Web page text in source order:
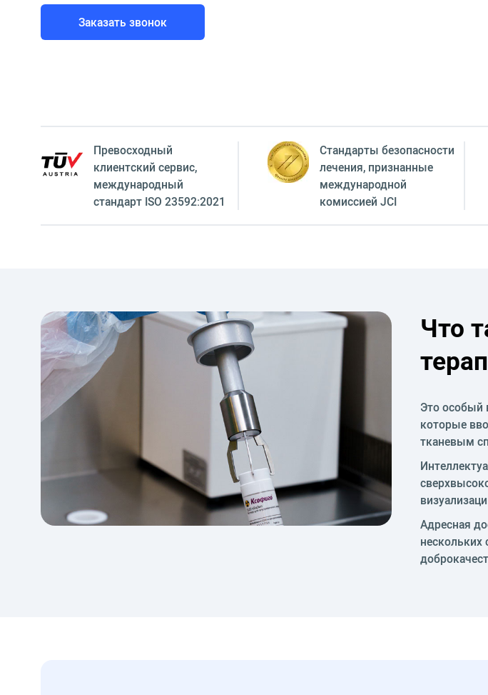
Заказать звонок
Превосходный
клиентский сервиc,
международный
стандарт ISO 23592:2021
Стандарты безопасности
лечения, признанные
международной
комиссией JCI
Что
Это особый
которые
тканевым
Адресная
нескольких